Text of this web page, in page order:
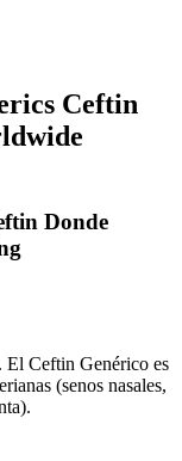
Ceftin
Donde
Ceftin Genérico es
(senos nasales,